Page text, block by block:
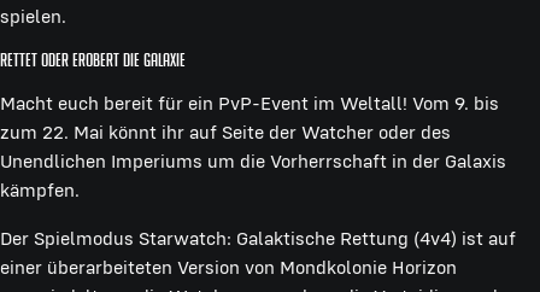
spielen.
Rettet oder erobert die Galaxie
Macht euch bereit für ein PvP-Event im Weltall! Vom 9. bis
zum 22. Mai könnt ihr auf Seite der Watcher oder des
Unendlichen Imperiums um die Vorherrschaft in der Galaxis
kämpfen.
Der Spielmodus Starwatch: Galaktische Rettung (4v4) ist auf
einer überarbeiteten Version von Mondkolonie Horizon